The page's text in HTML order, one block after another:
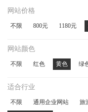
网站价格
不限 800元 1180元
网站颜色
不限 红色 黄色 绿
适合行业
不限 通用企业网站 旅